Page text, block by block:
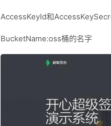
AccessKeyId和
BucketName:oss桶的名字